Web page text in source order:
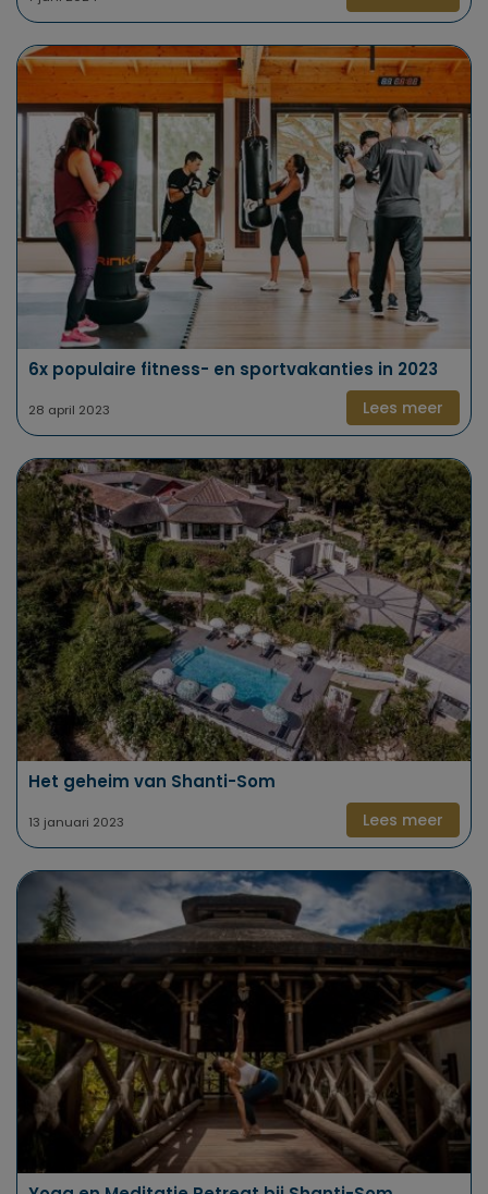
6x populaire fitness- en sportvakanties in 2023
28 april 2023 Lees meer
Het geheim van Shanti-Som
13 januari 2023 Lees meer